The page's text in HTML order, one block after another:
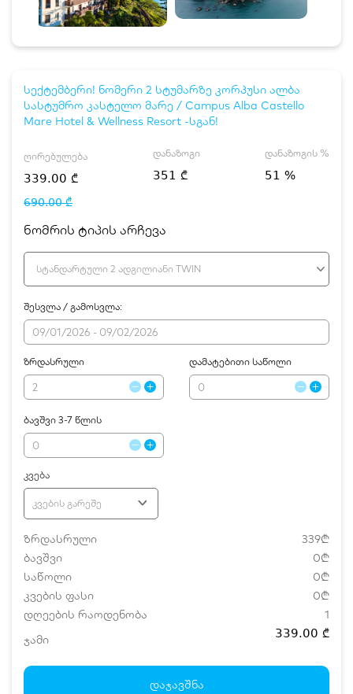
სექტემბერი! ნომერი 2 სტუმარზე კორპუსი ალბა
სასტუმრო კასტელო მარე / Campus Alba Castello
Mare Hotel & Wellness Resort -სგან!
ღირებულება
339.00 ₾
690.00 ₾
დანაზოგი
351 ₾
დანაზოგის %
51 %
ნომრის ტიპის არჩევა
სტანდარტული 2 ადგილიანი TWIN
შესვლა / გამოსვლა:
ზრდასრული დამატებითი საწოლი
ბავშვი 3-7 წლის
კვება
კვების გარეშე
ზრდასრული
339₾
ბავშვი
0₾
საწოლი
0₾
კვების ფასი
0₾
დღეების რაოდენობა
1
ჯამი
339.00 ₾
დამატებითი საწოლი
0 ₾
ნომრის ღირებულება დანაზოგით
დაჯავშნა